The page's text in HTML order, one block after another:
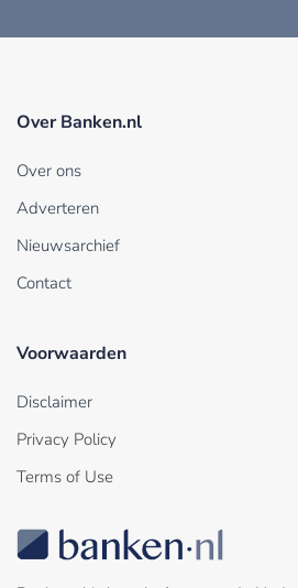
Over Banken.nl
Over ons
Adverteren
Nieuwsarchief
Contact
Voorwaarden
Disclaimer
Privacy Policy
Terms of Use